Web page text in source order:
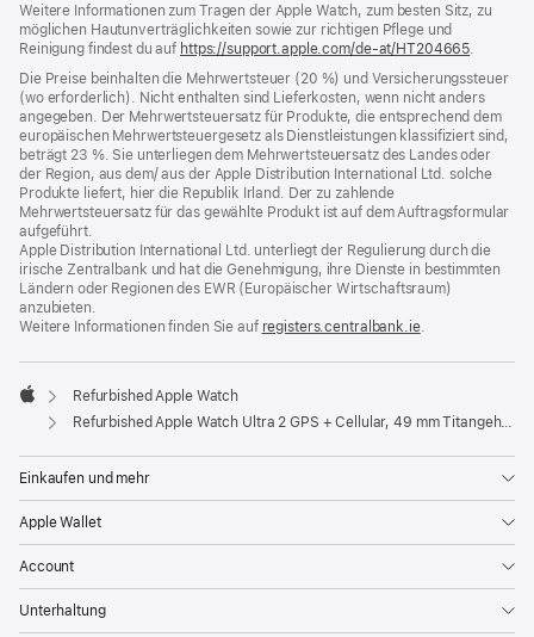
Weitere Informationen zum Tragen der Apple Watch, zum besten Sitz, zu
möglichen Hautunverträglichkeiten sowie zur richtigen Pflege und
Reinigung findest du auf https://support.apple.com/de-at/HT204665
Die Preise beinhalten die Mehrwertsteuer (20 %) und Versicherungssteuer
(wo erforderlich). Nicht enthalten sind Lieferkosten, wenn nicht anders
angegeben. Der Mehrwertsteuersatz für Produkte, die entsprechend dem
europäischen Mehrwertsteuergesetz als Dienstleistungen klassifiziert sind,
beträgt 23 %. Sie unterliegen dem Mehrwertsteuersatz des Landes oder
der Region, aus dem/ aus der Apple Distribution International Ltd. solche
Produkte liefert, hier die Republik Irland. Der zu zahlende
Mehrwertsteuersatz für das gewählte Produkt ist auf dem Auftragsformular
aufgeführt.
Apple Distribution International Ltd. unterliegt der Regulierung durch die
irische Zentralbank und hat die Genehmigung, ihre Dienste in bestimmten
Ländern oder Regionen des EWR (Europäischer Wirtschaftsraum)
anzubieten.
Weitere Informationen finden Sie auf registers.centralbank.ie(Öffnet
neues
.
Apple
Refurbished Apple Watch
Refurbished Apple Watch Ultra 2 GPS + Cellular, 49 mm Titangehäuse Schwarz, Ocean Armband Schwarz
Einkaufen und mehr
Apple Wallet
Account
Unterhaltung